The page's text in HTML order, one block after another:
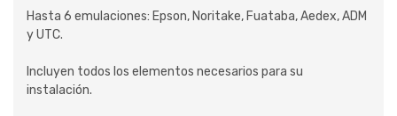
Hasta 6 emulaciones: Epson, Noritake, Fuataba, Aedex, ADM
y UTC.
Incluyen todos los elementos necesarios para su
instalación.